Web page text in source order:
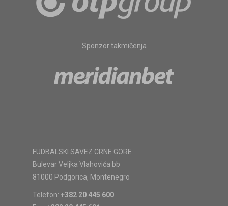
Sponzor takmičenja
FUDBALSKI SAVEZ CRNE GORE
Bulevar Veljka Vlahovića bb
81000 Podgorica, Montenegro
Telefon: +382 20 445 600